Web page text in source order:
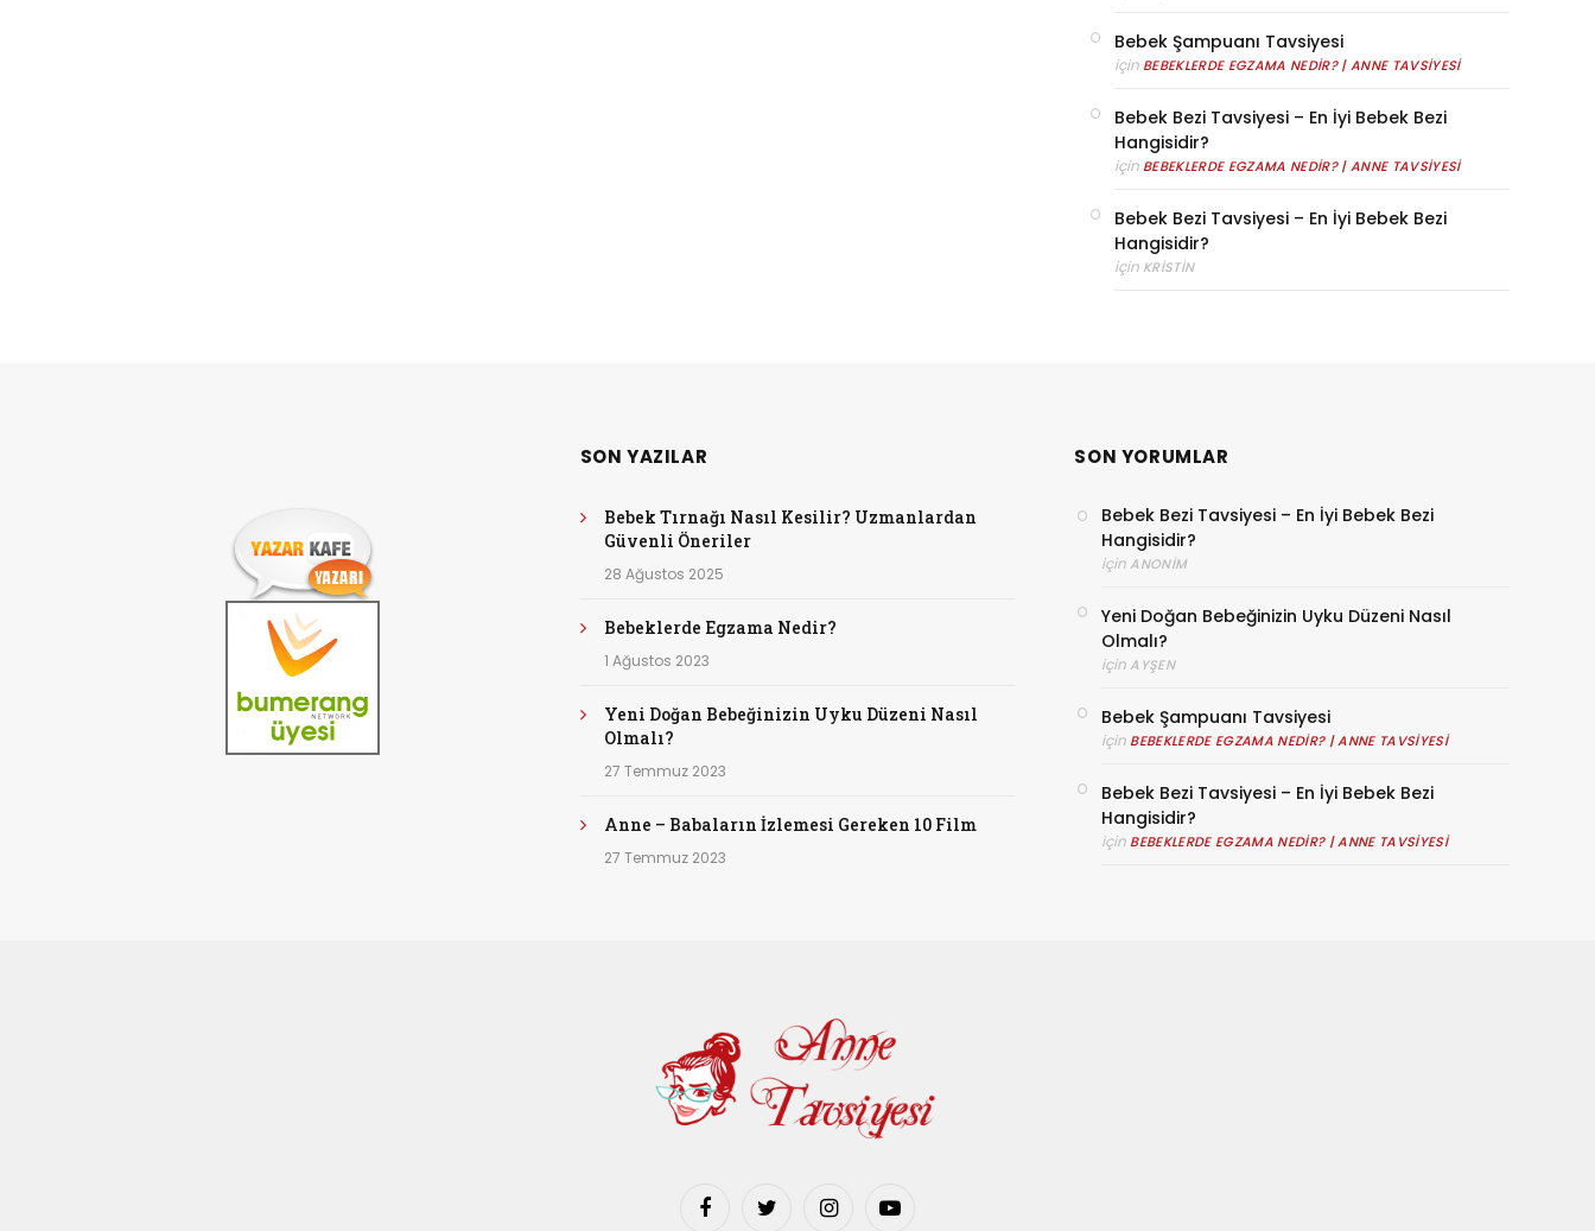
Bebek Şampuanı Tavsiyesi
için BEBEKLERDE EGZAMA NEDIR? | ANNE TAVSIYESI
Bebek Bezi Tavsiyesi – En İyi Bebek Bezi
Hangisidir?
için BEBEKLERDE EGZAMA NEDIR? | ANNE TAVSIYESI
Bebek Bezi Tavsiyesi – En İyi Bebek Bezi
Hangisidir?
için KRISTIN
SON YAZILAR
Bebek Tırnağı Nasıl Kesilir? Uzmanlardan
Güvenli Öneriler
28 Ağustos 2025
Bebeklerde Egzama Nedir?
1 Ağustos 2023
Yeni Doğan Bebeğinizin Uyku Düzeni Nasıl
Olmalı?
27 Temmuz 2023
Anne – Babaların İzlemesi Gereken 10 Film
27 Temmuz 2023
SON YORUMLAR
Bebek Bezi Tavsiyesi – En İyi Bebek Bezi
Hangisidir?
için ANONIM
Yeni Doğan Bebeğinizin Uyku Düzeni Nasıl
Olmalı?
için AYŞEN
Bebek Şampuanı Tavsiyesi
için BEBEKLERDE EGZAMA NEDIR? | ANNE TAVSIYESI
Bebek Bezi Tavsiyesi – En İyi Bebek Bezi
Hangisidir?
için BEBEKLERDE EGZAMA NEDIR? | ANNE TAVSIYESI
FacebookTwitter InstagramYouTube